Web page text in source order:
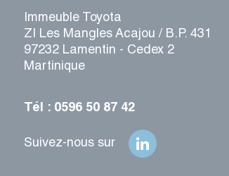
Immeuble Toyota
ZI Les Mangles Acajou / B.P. 431
97232 Lamentin - Cedex 2
Martinique
Tél : 0596 50 87 42
Suivez-nous sur